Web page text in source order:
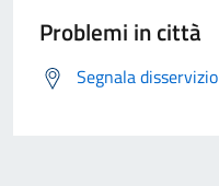
Problemi in città
Segnala disservizio